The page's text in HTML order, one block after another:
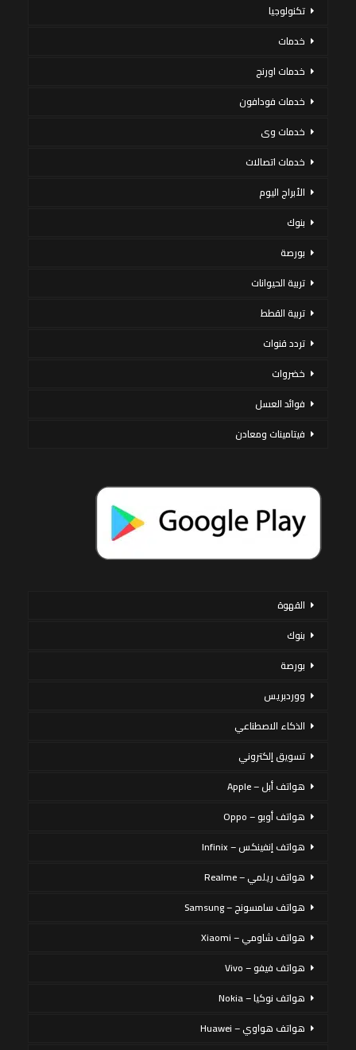
تكنولوجيا
خدمات
خدمات اورنج
خدمات فودافون
خدمات وى
خدمات اتصالات
الأبراج اليوم
بنوك
بورصة
تربية الحيوانات
تربية القطط
تردد قنوات
خضروات
فوائد العسل
فيتامينات ومعادن
القهوة
بنوك
بورصة
ووردبريس
الذكاء الاصطناعي
تسويق إلكتروني
هواتف أبل – Apple
هواتف أوبو – Oppo
هواتف إنفينكس – Infinix
هواتف ريلمي – Realme
هواتف سامسونج – Samsung
هواتف شاومي – Xiaomi
هواتف فيفو – Vivo
هواتف نوكيا – Nokia
هواتف هواوي – Huawei